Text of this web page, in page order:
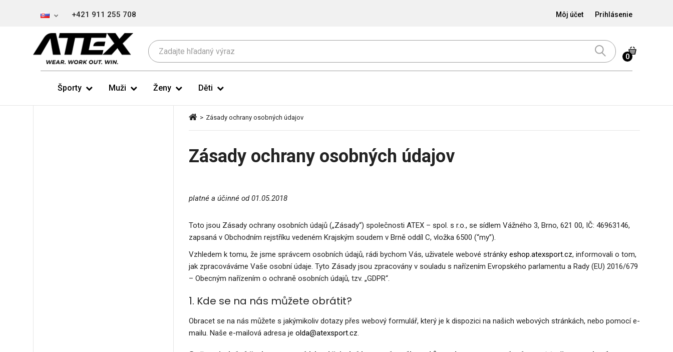
+421 911 255 708 Prihlásenie
Môj účet
0
Športy Muži Ženy Děti
> Zásady ochrany osobných údajov
Zásady ochrany osobných údajov
platné a účinné od 01.05.2018
Toto jsou Zásady ochrany osobních údajů („Zásady“) společnosti ATEX – spol. s r.o., se sídlem Vážného 3, Brno, 621 00, IČ: 46963146,
zapsaná v Obchodním rejstříku vedeném Krajským soudem v Brně oddíl C, vložka 6500 (“my”).
Vzhledem k tomu, že jsme správcem osobních údajů, rádi bychom Vás, uživatele webové stránky eshop.atexsport.cz, informovali o tom,
jak zpracováváme Vaše osobní údaje. Tyto Zásady jsou zpracovány v souladu s nařízením Evropského parlamentu a Rady (EU) 2016/679
– Obecným nařízením o ochraně osobních údajů, tzv. „GDPR“.
1. Kde se na nás můžete obrátit?
Obracet se na nás můžete s jakýmikoliv dotazy přes webový formulář, který je k dispozici na našich webových stránkách, nebo pomocí e-
mailu. Naše e-mailová adresa je olda@atexsport.cz.